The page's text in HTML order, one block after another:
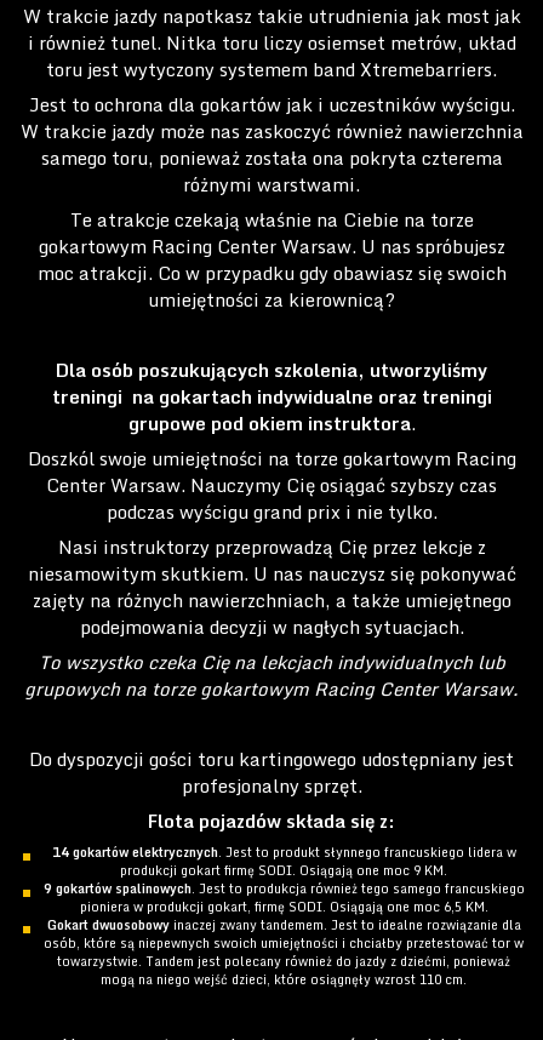
W trakcie jazdy napotkasz takie utrudnienia jak most jak
i również tunel. Nitka toru liczy osiemset metrów, układ
toru jest wytyczony systemem band Xtremebarriers.
Jest to ochrona dla gokartów jak i uczestników wyścigu.
W trakcie jazdy może nas zaskoczyć również nawierzchnia
samego toru, ponieważ została ona pokryta czterema
różnymi warstwami.
Te atrakcje czekają właśnie na Ciebie na torze
gokartowym Racing Center Warsaw. U nas spróbujesz
moc atrakcji. Co w przypadku gdy obawiasz się swoich
umiejętności za kierownicą?
Dla osób poszukujących szkolenia, utworzyliśmy
treningi na gokartach indywidualne oraz treningi
grupowe pod okiem instruktora.
Doszkól swoje umiejętności na torze gokartowym Racing
Center Warsaw. Nauczymy Cię osiągać szybszy czas
podczas wyścigu grand prix i nie tylko.
Nasi instruktorzy przeprowadzą Cię przez lekcje z
niesamowitym skutkiem. U nas nauczysz się pokonywać
zajęty na różnych nawierzchniach, a także umiejętnego
podejmowania decyzji w nagłych sytuacjach.
To wszystko czeka Cię na lekcjach indywidualnych lub
grupowych na torze gokartowym Racing Center Warsaw.
Do dyspozycji gości toru kartingowego udostępniany jest
profesjonalny sprzęt.
Flota pojazdów składa się z:
14 gokartów elektrycznych. Jest to produkt słynnego francuskiego lidera w
produkcji gokart firmę SODI. Osiągają one moc 9 KM.
9 gokartów spalinowych. Jest to produkcja również tego samego francuskiego
pioniera w produkcji gokart, firmę SODI. Osiągają one moc 6,5 KM.
Gokart dwuosobowyinaczej zwany tandemem. Jest to idealne rozwiązanie dla
osób, które są niepewnych swoich umiejętności i chciałby przetestować tor w
towarzystwie. Tandem jest polecany również do jazdy z dziećmi, ponieważ
mogą na niego wejść dzieci, które osiągnęły wzrost 110 cm.